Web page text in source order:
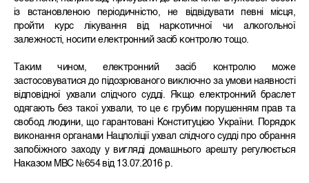
із встановленою періодичністю, не відвідувати певні місця,
пройти курс лікування від наркотичної чи алкогольної
залежності, носити електронний засіб контролю тощо.
Таким чином, електронний засіб контролю може
застосовуватися до підозрюваного виключно за умови наявності
відповідної ухвали слідчого судді. Якщо електронний браслет
одягають без такої ухвали, то це є грубим порушенням прав та
свобод людини, що гарантовані Конституцією України. Порядок
виконання органами Нацполіції ухвал слідчого судді про обрання
запобіжного заходу у вигляді домашнього арешту регулюється
Наказом МВС №654 від 13.07.2016 р.